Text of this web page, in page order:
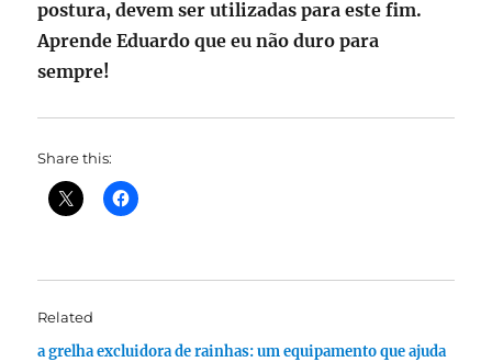
postura, devem ser utilizadas para este fim.
Aprende Eduardo que eu não duro para
sempre!
Share this:
Related
a grelha excluidora de rainhas: um equipamento que ajuda